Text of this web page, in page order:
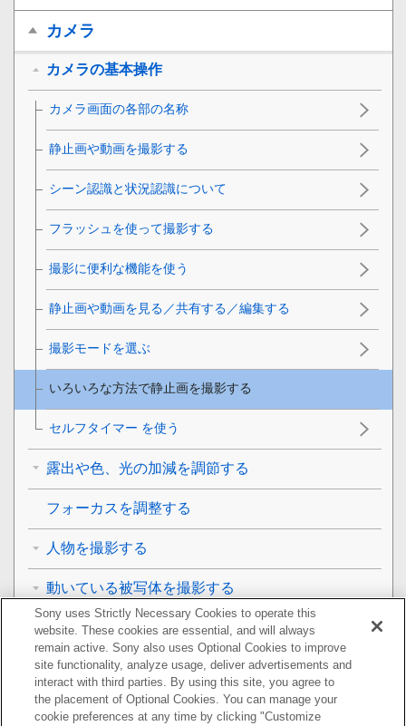
カメラ
カメラの基本操作
カメラ画面の各部の名称
静止画や動画を撮影する
シーン認識と状況認識について
フラッシュを使って撮影する
撮影に便利な機能を使う
静止画や動画を見る／共有する／編集する
撮影モードを選ぶ
いろいろな方法で静止画を撮影する
セルフタイマー を使う
露出や色、光の加減を調節する
フォーカスを調整する
人物を撮影する
動いている被写体を撮影する
背景をぼかして撮影する（ぼけ効果）
撮影モードを利用する
画像サイズを変更する
Sony uses Strictly Necessary Cookies to operate this
website. These cookies are essential, and will always
remain active. Sony also uses Optional Cookies to improve
site functionality, analyze usage, deliver advertisements and
interact with third parties. By using this site, you agree to
the placement of Optional Cookies. You can manage your
cookie preferences at any time by clicking "Customize